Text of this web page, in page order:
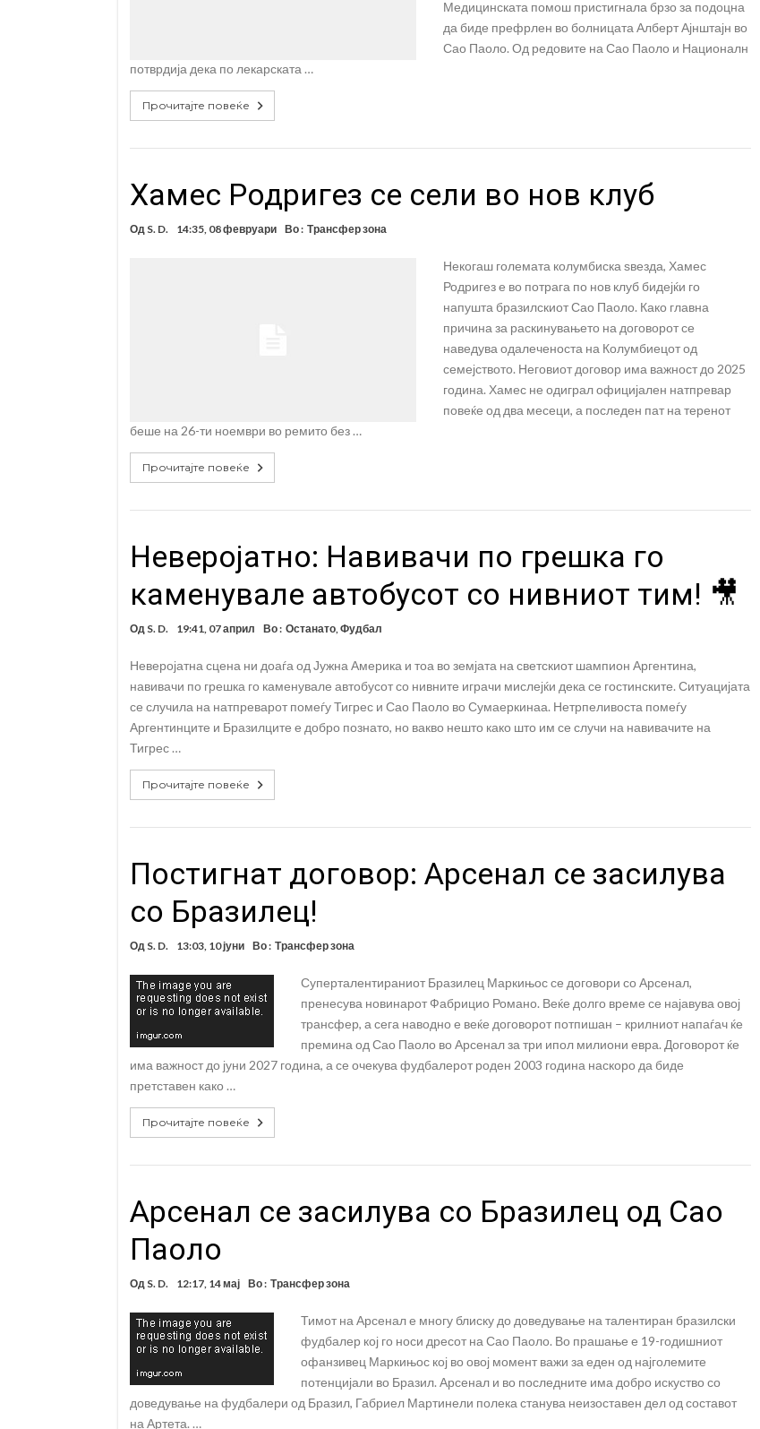
Медицинската помош пристигнала брзо за подоцна
да биде префрлен во болницата Алберт Ајнштајн во
Сао Паоло. Од редовите на Сао Паоло и Националн
потврдија дека по лекарската …
Прочитајте повеќе
Хамес Родригез се сели во нов клуб
Од S. D. 14:35, 08 февруари Во : Трансфер зона
Некогаш големата колумбиска ѕвезда, Хамес
Родригез е во потрага по нов клуб бидејќи го
напушта бразилскиот Сао Паоло. Како главна
причина за раскинувањето на договорот се
наведува одалеченоста на Колумбиецот од
семејството. Неговиот договор има важност до 2025
година. Хамес не одиграл официјален натпревар
повеќе од два месеци, а последен пат на теренот
беше на 26-ти ноември во ремито без …
Прочитајте повеќе
Неверојатно: Навивачи по грешка го
каменувале автобусот со нивниот тим! 🎥
Од S. D. 19:41, 07 април Во : Останато, Фудбал
Неверојатна сцена ни доаѓа од Јужна Америка и тоа во земјата на светскиот шампион Аргентина,
навивачи по грешка го каменувале автобусот со нивните играчи мислејќи дека се гостинските. Ситуацијата
се случила на натпреварот помеѓу Тигрес и Сао Паоло во Сумаеркинаа. Нетрпеливоста помеѓу
Аргентинците и Бразилците е добро познато, но вакво нешто како што им се случи на навивачите на
Тигрес …
Прочитајте повеќе
Постигнат договор: Арсенал се засилува
со Бразилец!
Од S. D. 13:03, 10 јуни Во : Трансфер зона
Суперталентираниот Бразилец Маркињос се договори со Арсенал,
пренесува новинарот Фабрицио Романо. Веќе долго време се најавува овој
трансфер, а сега наводно е веќе договорот потпишан – крилниот напаѓач ќе
премина од Сао Паоло во Арсенал за три ипол милиони евра. Договорот ќе
има важност до јуни 2027 година, а се очекува фудбалерот роден 2003 година наскоро да биде
претставен како …
Прочитајте повеќе
Арсенал се засилува со Бразилец од Сао
Паоло
Од S. D. 12:17, 14 мај Во : Трансфер зона
Тимот на Арсенал е многу блиску до доведување на талентиран бразилски
фудбалер кој го носи дресот на Сао Паоло. Во прашање е 19-годишниот
офанзивец Маркињос кој во овој момент важи за еден од најголемите
потенцијали во Бразил. Арсенал и во последните има добро искуство со
доведување на фудбалери од Бразил, Габриел Мартинели полека станува неизоставен дел од составот
на Артета. …